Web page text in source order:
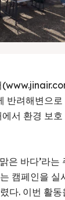
반려해변으
에서 환경 보
은 바다’라는
캠페인을 실
다. 이번 활